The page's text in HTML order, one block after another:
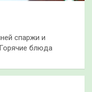
спаржи и
блюда